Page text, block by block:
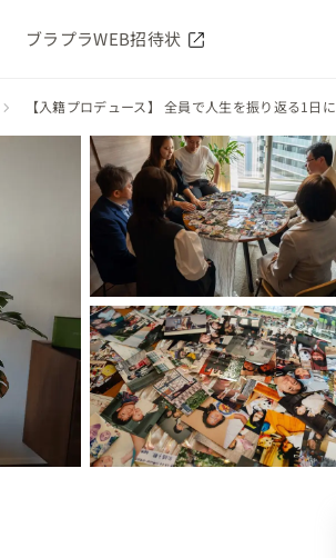
ブラプラWEB招待状
【入籍プロデュース】 全員で人生を振り返る1日に